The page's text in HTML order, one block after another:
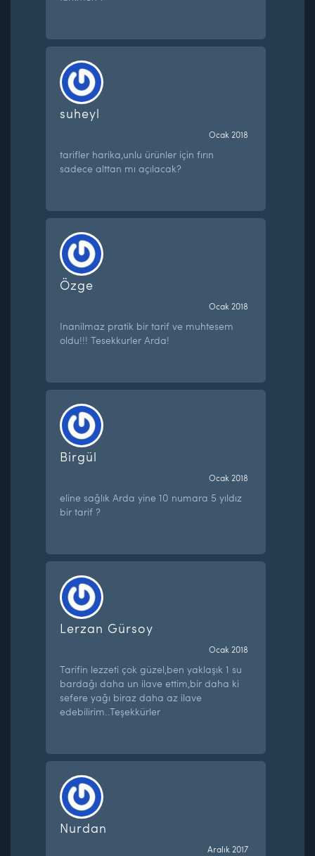
suheyl
Ocak 2018
tarifler harika,unlu ürünler için fırın
sadece alttan mı açılacak?
Özge
Ocak 2018
Inanilmaz pratik bir tarif ve muhtesem
oldu!!! Tesekkurler Arda!
Birgül
Ocak 2018
eline sağlık Arda yine 10 numara 5 yıldız
bir tarif ?
Lerzan Gürsoy
Ocak 2018
Tarifin lezzeti çok güzel,ben yaklaşık 1 su
bardağı daha un ilave ettim,bir daha ki
sefere yağı biraz daha az ilave
edebilirim..Teşekkürler
Nurdan
Aralık 2017